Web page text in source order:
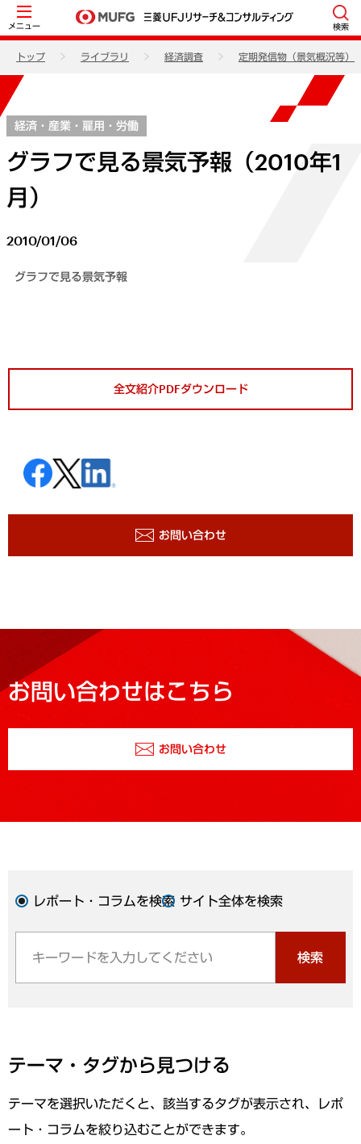
メニュー 検索
トップ ライブラリ 経済調査 定期発信物（景気概況等）
経済・産業・雇用・労働
グラフで見る景気予報（2010年1
月）
2010/01/06
グラフで見る景気予報
全文紹介PDFダウンロード
お問い合わせ
お問い合わせはこちら
お問い合わせ
レポート・コラムを検索 サイト全体を検索
検索
テーマ・タグから見つける
テーマを選択いただくと、該当するタグが表示され、レポ
ート・コラムを絞り込むことができます。